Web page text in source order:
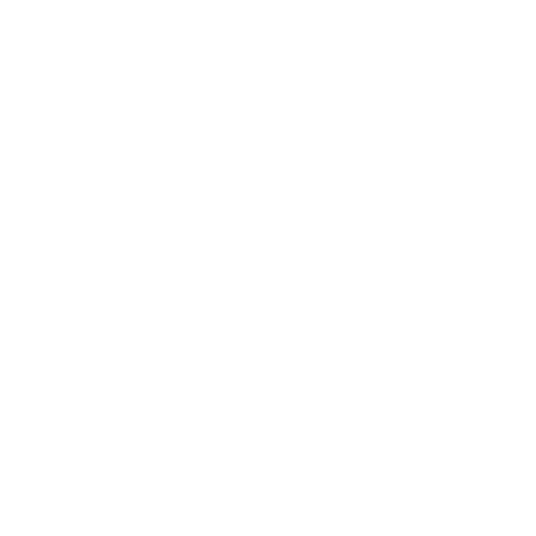
novedades del mercado de La Liga